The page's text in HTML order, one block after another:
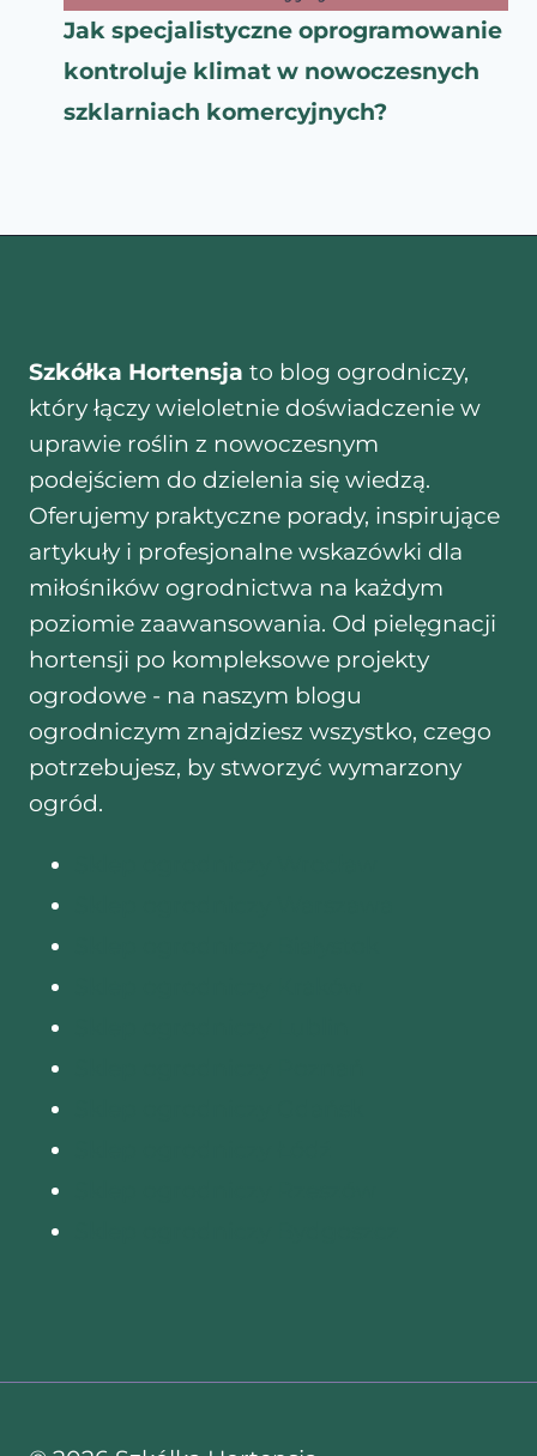
Jak specjalistyczne oprogramowanie
kontroluje klimat w nowoczesnych
szklarniach komercyjnych?
Szkółka Hortensja to blog ogrodniczy,
który łączy wieloletnie doświadczenie w
uprawie roślin z nowoczesnym
podejściem do dzielenia się wiedzą.
Oferujemy praktyczne porady, inspirujące
artykuły i profesjonalne wskazówki dla
miłośników ogrodnictwa na każdym
poziomie zaawansowania. Od pielęgnacji
hortensji po kompleksowe projekty
ogrodowe - na naszym blogu
ogrodniczym znajdziesz wszystko, czego
potrzebujesz, by stworzyć wymarzony
ogród.